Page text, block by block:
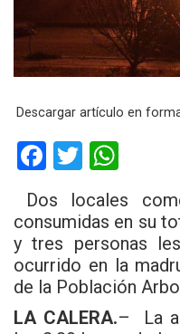
Descargar artículo en
F
ce
b
o
o
T
wi
tt
er
at
s
A
p
Dos locales
consumidas en su
y tres personas
ocurrido en la
de la Población
LA CALERA.– La